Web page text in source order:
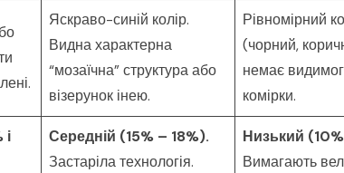
Яскраво-синій колір.
Видна характерна
“мозаїчна” структура або
візерунок інею.
Рівномірний
(чорний,
немає
комірки.
Середній (15% – 18%).
Застаріла технологія.
Низький
Вимагають